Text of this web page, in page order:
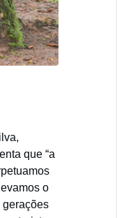
que “a
o
gerações